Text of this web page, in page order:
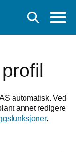
automatisk. Ved
annet redigere
.